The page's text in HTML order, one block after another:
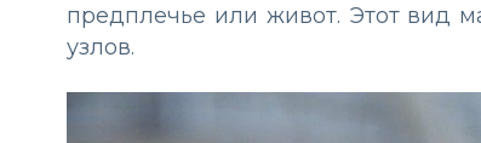
предплечье или живот. Этот вид
узлов.